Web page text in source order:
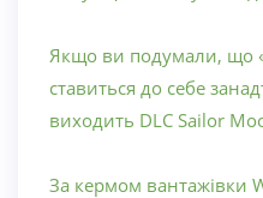
Якщо ви подумали, що
ставиться до себе
виходить DLC Sailor
За кермом вантажівки